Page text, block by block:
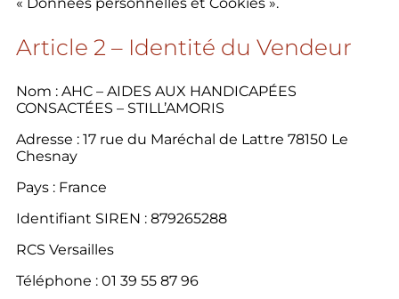
Article 2 – Identité du Vendeur
Nom : AHC – AIDES AUX HANDICAPÉES
CONSACTÉES – STILL’AMORIS
Adresse : 17 rue du Maréchal de Lattre 78150 Le
Chesnay
Pays : France
Identifiant SIREN : 879265288
RCS Versailles
Téléphone : 01 39 55 87 96